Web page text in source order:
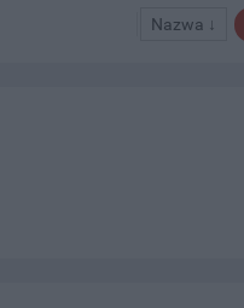
Nazwa ↓